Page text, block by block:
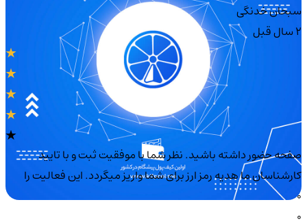
سبحان خدنگی
صفحه حضور داشته باشید. نظر شما با موفقیت ثبت و با تایید
کارشناسان ما هدیه رمز ارز برای شما واریز میگردد. این فعالیت را